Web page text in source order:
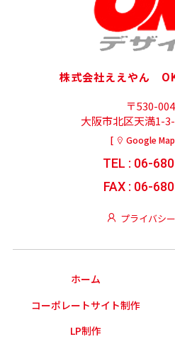
株式会社ええやん
〒530-
大阪市北区天満1-
[ Google
TEL : 06-
FAX : 06-
プライバシ
ホーム
コーポレートサイト制作
LP制作